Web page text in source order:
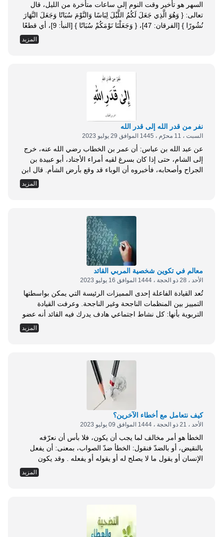
السهر هو تأخير وقت النوم إلى ساعات متأخرة من الليل، قال
تعالى: { وَهُوَ الَّذِي جَعَلَ لَكُمُ اللَّيْلَ لِبَاسًا وَالنَّوْمَ سُبَاتًا وَجَعَلَ النَّهَارَ
نُشُورًا } [الفرقان: 47]، { وَجَعَلْنَا نَوْمَكُمْ سُبَاتًا } [النبأ: 9]، أي قطعًا
للحركة لتحصل الراحة من كثرة الترداد والسعي في المعايش في
عرض النهار (1). والليل يستر الأشياء والأحياء فتبدو هذه الدنيا
المزيد
نفر من قدر الله إلى قدر الله
السبت ، 11 محرّم ، 1445 الموافق 29 يوليو 2023
عن عبد الله بن عباس: أن عمر بن الخطاب رضي الله عنه، خرج
إلى الشام، حتى إذا كان بسرغ لقيه أمراء الأجناد، أبو عبيدة بن
الجراح وأصحابه، فأخبروه أن الوباء قد وقع بأرض الشأم. قال ابن
فاستشارهم، وأخبرهم أن الوباء قد وقع بالشام، فاختلفوا، فقال
المزيد
معالم في تكوين شخصية المربي القائد
الأحد ، 28 ذو الحجة ، 1444 الموافق 16 يوليو 2023
تُعد القيادة الفاعلة إحدى المميزات الرئيسة التي يمكن بواسطتها
التمييز بين المنظمات الناجحة وغير الناجحة. وعرفت القيادة
التربوية بأنها: كل نشاط اجتماعي هادف يدرك فيه القائد أنه عضو
في جماعة يرى مصالحها ويهتم بأمورها ويقدر أفرادها، ويسعى
لتحقيق مصالحها عن طريق التفكير والتعاون في رسمها الخطط،
المزيد
كيف نتعامل مع أخطاء الآخرين؟
الأحد ، 21 ذو الحجة ، 1444 الموافق 09 يوليو 2023
الخطأ هو أمر مخالف لما يجب أن يكون، فلا بأس أن نعرّفه
بالنقيض، أو بالضدّ فنقول: الخطأ ضدّ الصواب، بمعنى: أن يفعل
الإنسان أو يقول ما لا يصلح له أو يقوله أو يفعله . وقد يكون
المعيار في ذلك شرعيًّا، أو اجتماعيًّا، أو مصلحيًّا، أو غير ذلك . وقد
ورد في القرآن الكريم التعبير بالخطأ؛ لما هو ضدّ الصواب مثل...
المزيد